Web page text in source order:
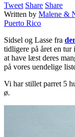
Tweet Share Share
Written by Malene &
Puerto Rico
Sidsel og Lasse fra
tidligere på året en
at have læst deres
på vores uendelige
Vi har stillet parret 5
ø.